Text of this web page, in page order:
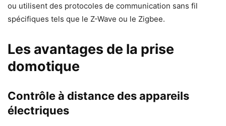
ou utilisent des protocoles de communication sans fil
spécifiques tels que le Z-Wave ou le Zigbee.
Les avantages de la prise
domotique
Contrôle à distance des appareils
électriques